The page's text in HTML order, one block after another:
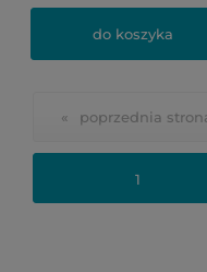
do koszyka
«
1